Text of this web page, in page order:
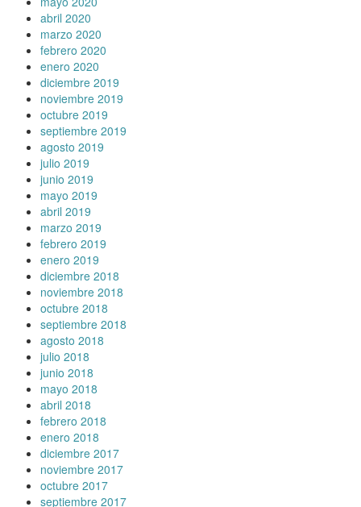
abril 2020
marzo 2020
febrero 2020
enero 2020
diciembre 2019
noviembre 2019
octubre 2019
septiembre 2019
agosto 2019
julio 2019
junio 2019
mayo 2019
abril 2019
marzo 2019
febrero 2019
enero 2019
diciembre 2018
noviembre 2018
octubre 2018
septiembre 2018
agosto 2018
julio 2018
junio 2018
mayo 2018
abril 2018
febrero 2018
enero 2018
diciembre 2017
noviembre 2017
octubre 2017
septiembre 2017